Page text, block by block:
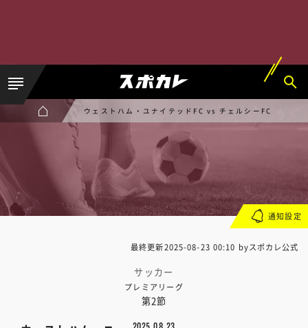
ウェストハム・ユナイテッドFC vs チェルシーFC
最終更新2025-08-23 00:10 byスポカレ公式
サッカー
プレミアリーグ
第2節
通知設定